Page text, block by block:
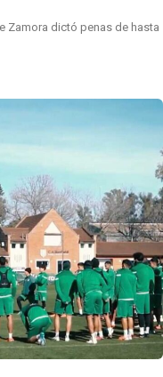
Zamora dictó penas de hasta